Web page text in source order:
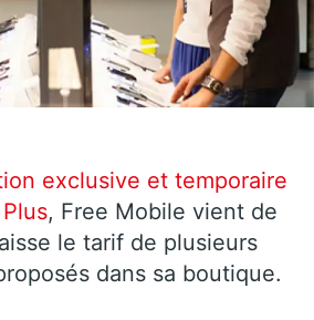
exclusive et temporaire
, Free Mobile vient de
le tarif de plusieurs
dans sa boutique.